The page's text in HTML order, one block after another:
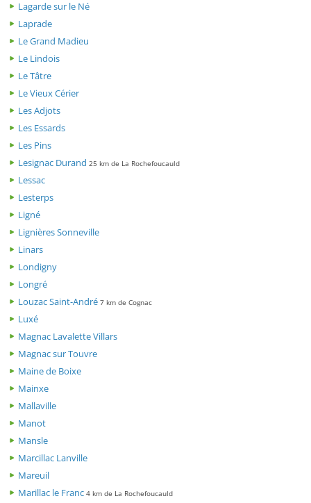
Lagarde sur le Né
Laprade
Le Grand Madieu
Le Lindois
Le Tâtre
Le Vieux Cérier
Les Adjots
Les Essards
Les Pins
Lesignac Durand 25 km de La Rochefoucauld
Lessac
Lesterps
Ligné
Lignières Sonneville
Linars
Londigny
Longré
Louzac Saint-André 7 km de Cognac
Luxé
Magnac Lavalette Villars
Magnac sur Touvre
Maine de Boixe
Mainxe
Mallaville
Manot
Mansle
Marcillac Lanville
Mareuil
Marillac le Franc 4 km de La Rochefoucauld